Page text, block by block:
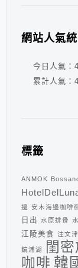
網站人氣
今日人氣：
累計人氣：
標籤
ANMOK
邊 安木海邊咖啡
日出 水原排骨
江陵美食 注文津
鏡浦湖 閨
咖啡 韓